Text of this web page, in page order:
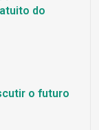
do
o futuro